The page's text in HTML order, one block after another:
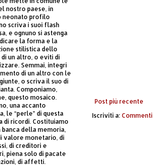
Post più recente
Iscriviti a:
nostro paese, in
neonato profilo
scriva i suoi flash
e ognuno si astenga
la forma e la
stilistica dello
un altro, o eviti di
Semmai, integri
di un altro con le
o scriva il suo di
Componiamo,
questo mosaico.
una accanto
le “perle” di questa
di ricordi. Costituiamo
banca della memoria,
valore monetario, di
di creditori e
piena solo di pacate
di affetti.